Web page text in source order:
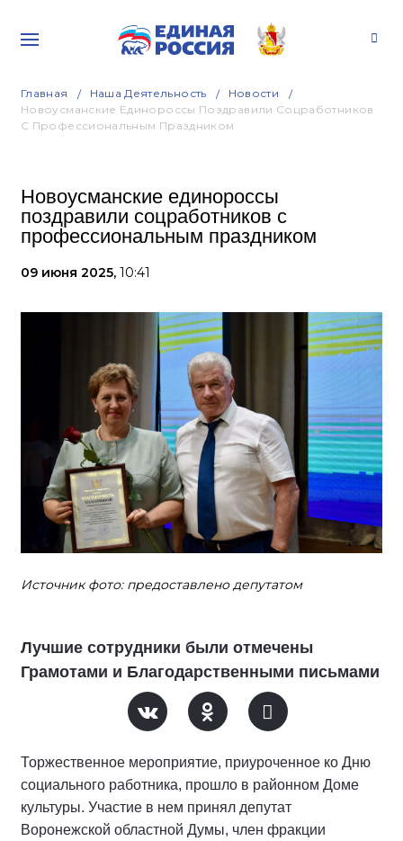
Главная Наша Деятельность
Новости
Новоусманские Единороссы Поздравили Соцработников
С Профессиональным Праздником
Новоусманские единороссы
поздравили соцработников с
профессиональным праздником
09 июня 2025, 10:41
Источник фото: предоставлено депутатом
Лучшие сотрудники были отмечены
Грамотами и Благодарственными письмами
Торжественное мероприятие, приуроченное ко Дню
социального работника, прошло в районном Доме
культуры. Участие в нем принял депутат
Воронежской областной Думы, член фракции